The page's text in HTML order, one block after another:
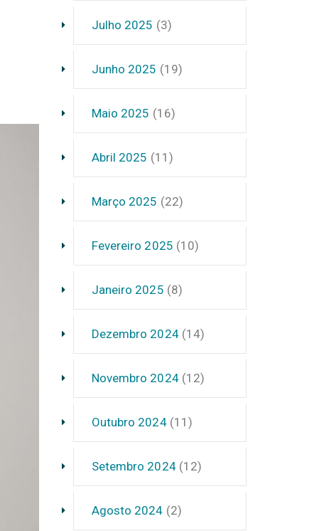
Julho 2025 (3)
Junho 2025 (19)
Maio 2025 (16)
Abril 2025 (11)
Março 2025 (22)
Fevereiro 2025 (10)
Janeiro 2025 (8)
Dezembro 2024(14)
Novembro 2024(12)
Outubro 2024(11)
Setembro 2024(12)
Agosto 2024 (2)